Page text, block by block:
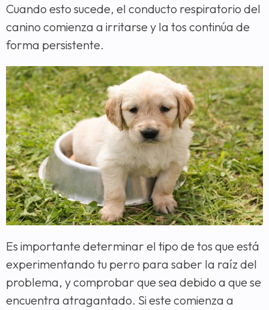
Cuando esto sucede, el conducto respiratorio del
canino comienza a irritarse y la tos continúa de
forma persistente.
Es importante determinar el tipo de tos que está
experimentando tu perro para saber la raíz del
problema, y comprobar que sea debido a que se
encuentra atragantado. Si este comienza a